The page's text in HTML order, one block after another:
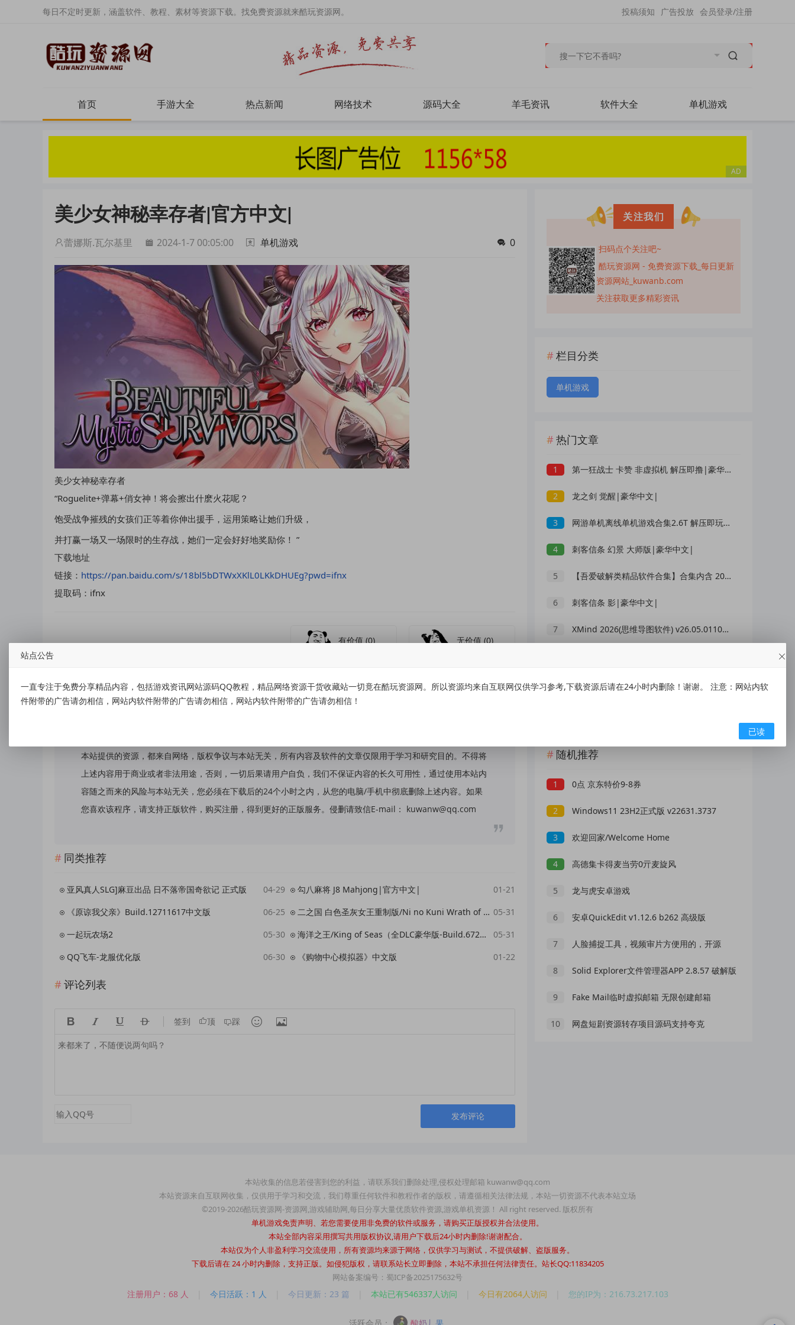
每日不定时更新，涵盖软件、教程、素材等资源下载。找免费资源就来酷玩资源网。 会员登录/注册
广告投放
投稿须知
首页 手游大全 热点新闻 网络技术 源码大全 羊毛资讯 软件大全 单机游戏
美少女神秘幸存者|官方中文|
蕾娜斯.瓦尔基里 2024-1-7 00:05:00 单机游戏 0
美少女神秘幸存者
“Roguelite+弹幕+俏女神！将会擦出什麽火花呢？
饱受战争摧残的女孩们正等着你伸出援手，运用策略让她们升级，
并打赢一场又一场限时的生存战，她们一定会好好地奖励你！ ”
下载地址
链接： https://pan.baidu.com/s/18bl5bDTWxXKlL0LKkDHUEg?pwd=ifnx
提取码：ifnx
有价值(0) 无价值(0)
本站提供的资源，都来自网络，版权争议与本站无关，所有内容及软件的文章仅限用于学习和研究目的。不得将
上述内容用于商业或者非法用途，否则，一切后果请用户自负，我们不保证内容的长久可用性，通过使用本站内
容随之而来的风险与本站无关，您必须在下载后的24个小时之内，从您的电脑/手机中彻底删除上述内容。如果
您喜欢该程序，请支持正版软件，购买注册，得到更好的正版服务。侵删请致信E-mail： kuwanw@qq.com
同类推荐
亚风真人SLG]麻豆出品 日不落帝国奇欲记 正式版 04-29 勾八麻将 J8 Mahjong|官方中文|
01-21
《原谅我父亲》Build.12711617中文版
06-25 二之国 白色圣灰女王重制版/Ni no Kuni Wrath of the White Witch Remastered 05-31
一起玩农场2
05-30 海洋之王/King of Seas（全DLC豪华版-Build.6724930+原声音轨）
05-31
QQ飞车-龙服优化版
06-30 《购物中心模拟器》中文版 01-22
评论列表
    签到 顶 踩  
发布评论
关注我们
扫码点个关注吧~
酷玩资源网 - 免费资源下载_每日更新
资源网站_kuwanb.com
关注获取更多精彩资讯
栏目分类
单机游戏
热门文章
1 第一狂战士 卡赞 非虚拟机 解压即撸|豪华中文|
2 龙之剑 觉醒|豪华中文|
3 网游单机离线单机游戏合集2.6T 解压即玩 网盘下载 一键端免安装免配置
4 刺客信条 幻景 大师版|豪华中文|
5 【吾爱破解类精品软件合集】合集内含 2000 +实用工具 【1.5GB】
6 刺客信条 影|豪华中文|
7 XMind 2026(思维导图软件) v26.05.01105 中文绿色版
9 〖安卓单机游戏合集〗 涵盖经典合集【256G】
随机推荐
1 0点 京东特价9-8券
2 Windows11 23H2正式版 v22631.3737
3 欢迎回家/Welcome Home
4 高德集卡得麦当劳0亓麦旋风
5 龙与虎安卓游戏
6 安卓QuickEdit v1.12.6 b262 高级版
7 人脸捕捉工具，视频审片方便用的，开源
8 Solid Explorer文件管理器APP 2.8.57 破解版
9 Fake Mail临时虚拟邮箱 无限创建邮箱
10 网盘短剧资源转存项目源码支持夸克
本站收集的信息若侵害到您的利益，请联系我们删除处理,侵权处理邮箱 kuwanw@qq.com
本站资源来自互联网收集，仅供用于学习和交流，我们尊重任何软件和教程作者的版权，请遵循相关法律法规，本站一切资源不代表本站立场
©2019-2026酷玩资源网-资源网,游戏辅助网,每日分享大量优质软件资源,游戏单机资源！ All right reserved. 版权所有
单机游戏免责声明、若您需要使用非免费的软件或服务，请购买正版授权并合法使用。
本站全部内容采用撰写共用版权协议,请用户下载后24小时内删除!谢谢配合。
本站仅为个人非盈利学习交流使用，所有资源均来源于网络，仅供学习与测试，不提供破解、盗版服务。
下载后请在 24 小时内删除，支持正版。如侵犯版权，请联系站长立即删除，本站不承担任何法律责任。站长QQ:11834205
网站备案编号：蜀ICP备2025175632号
注册用户：68 人 今日活跃：1 人 今日更新：23 篇 本站已有546337人访问 今日有2064人访问 您的IP为：216.73.217.103
站点公告
一直专注于免费分享精品内容，包括游戏资讯网站源码QQ教程，精品网络资源干货收藏站一切竟在酷玩资源网。所以资源均来自互联网仅供学习参考,下载资源后请在24小时内删除！谢谢。 注意：网站内软
件附带的广告请勿相信，网站内软件附带的广告请勿相信，网站内软件附带的广告请勿相信！
已读